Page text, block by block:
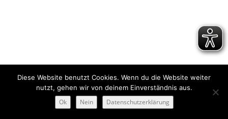
Diese Website benutzt Cookies. Wenn du die Website weiter
nutzt, gehen wir von deinem Einverständnis aus.
Ok Nein Datenschutzerklärung